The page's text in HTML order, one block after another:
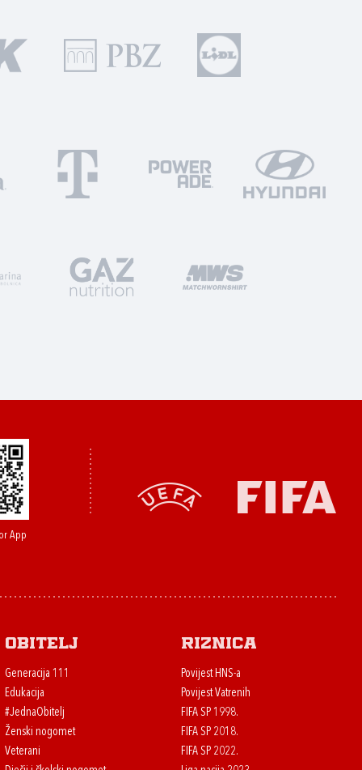
App
Obitelj
Generacija 111
Edukacija
#JednaObitelj
Ženski nogomet
Veterani
Riznica
Povijest HNS-a
Povijest Vatrenih
FIFA SP 1998.
FIFA SP 2018.
FIFA SP 2022.